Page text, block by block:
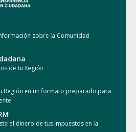
sobre la Comunidad
de tu Región
Región en un formato preparado para
el dinero de tus impuestos en la